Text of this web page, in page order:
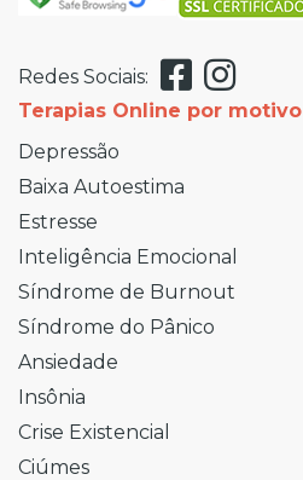
Redes Sociais:
Terapias Online por motivo
Depressão
Baixa Autoestima
Estresse
Inteligência Emocional
Síndrome de Burnout
Síndrome do Pânico
Ansiedade
Insônia
Crise Existencial
Ciúmes